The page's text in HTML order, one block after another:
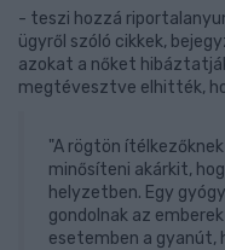
- teszi hozzá
ügyről szóló cikkek,
azokat a nőket
megtévesztve elhitték,
"A rögtön
minősíteni akárkit,
helyzetben. Egy
gondolnak az
esetemben a gyanút,